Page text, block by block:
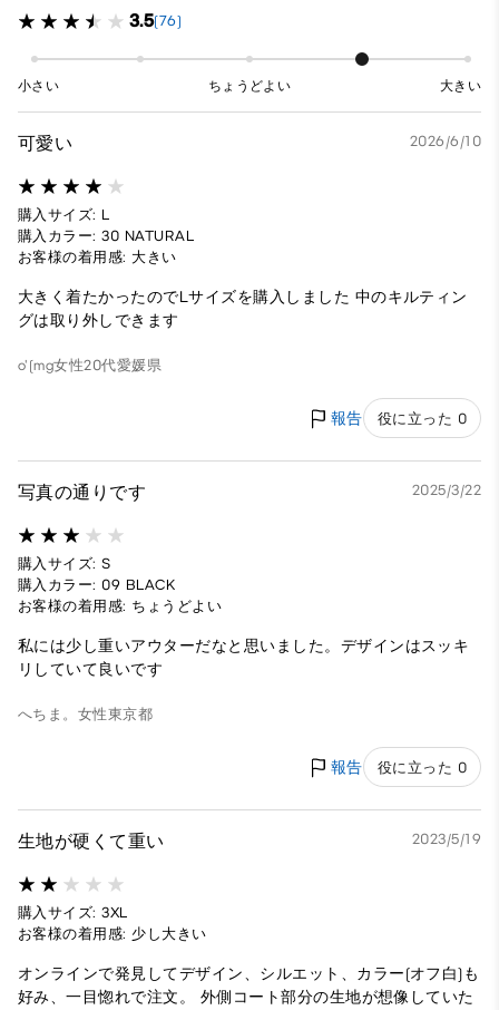
3.5(76)
小さい ちょうどよい 大きい
可愛い 2026/6/10
購入サイズ: L
購入カラー: 30 NATURAL
お客様の着用感: 大きい
大きく着たかったのでLサイズを購入しました 中のキルティン
グは取り外しできます
o'(mg女性20代愛媛県
報告 役に立った 0
写真の通りです 2025/3/22
購入サイズ: S
購入カラー: 09 BLACK
お客様の着用感: ちょうどよい
私には少し重いアウターだなと思いました。デザインはスッキ
リしていて良いです
へちま。 女性東京都
報告 役に立った 0
生地が硬くて重い 2023/5/19
購入サイズ: 3XL
お客様の着用感: 少し大きい
オンラインで発見してデザイン、シルエット、カラー(オフ白)も
好み、一目惚れで注文。 外側コート部分の生地が想像していた